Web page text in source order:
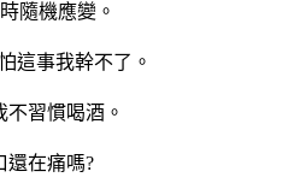
隨機應變。
這事我幹不了。
不習慣喝酒。
還在痛嗎?